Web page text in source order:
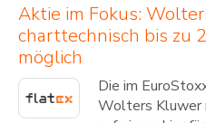
Aktie im Fokus:
charttechnisch bis zu
möglich
Die im
Wolters Kluwer